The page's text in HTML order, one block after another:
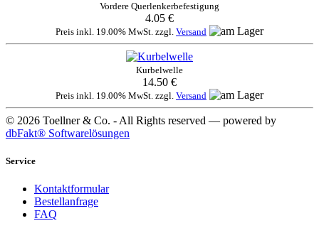
Vordere Querlenkerbefestigung
4.05 €
Preis inkl. 19.00% MwSt. zzgl. Versand
Kurbelwelle
14.50 €
Preis inkl. 19.00% MwSt. zzgl. Versand
© 2026 Toellner & Co. - All Rights reserved — powered by
dbFakt® Softwarelösungen
Service
Kontaktformular
Bestellanfrage
FAQ